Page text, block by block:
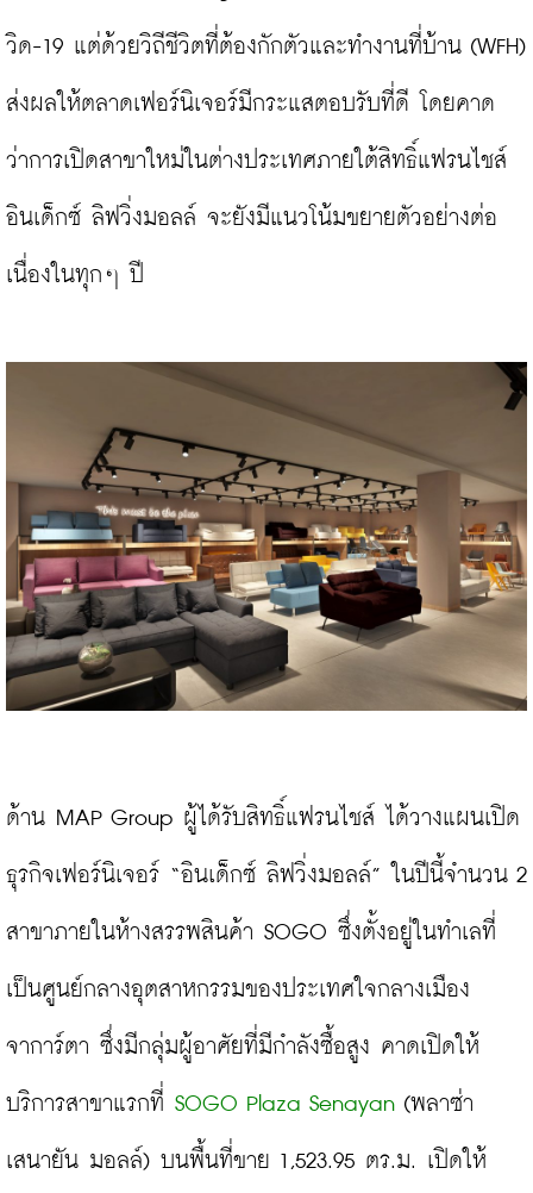
วิด-19 แต่ด้วยวิถีชีวิตที่ต้องกักตัวและทำงานที่บ้าน (WFH)
ส่งผลให้ตลาดเฟอร์นิเจอร์มีกระแสตอบรับที่ดี โดยคาด
ว่าการเปิดสาขาใหม่ในต่างประเทศภายใต้สิทธิ์แฟรนไชส์
อินเด็กซ์ ลิฟวิ่งมอลล์ จะยังมีแนวโน้มขยายตัวอย่างต่อ
เนื่องในทุกๆ ปี
ด้าน MAP Group ผู้ได้รับสิทธิ์แฟรนไชส์ ได้วางแผนเปิด
ธุรกิจเฟอร์นิเจอร์ “อินเด็กซ์ ลิฟวิ่งมอลล์” ในปีนี้จำนวน 2
สาขาภายในห้างสรรพสินค้า SOGO ซึ่งตั้งอยู่ในทำเลที่
เป็นศูนย์กลางอุตสาหกรรมของประเทศใจกลางเมือง
จาการ์ตา ซึ่งมีกลุ่มผู้อาศัยที่มีกำลังซื้อสูง คาดเปิดให้
บริการสาขาแรกที่ SOGO Plaza Senayan (พลาซ่า
เสนายัน มอลล์) บนพื้นที่ขาย 1,523.95 ตร.ม. เปิดให้